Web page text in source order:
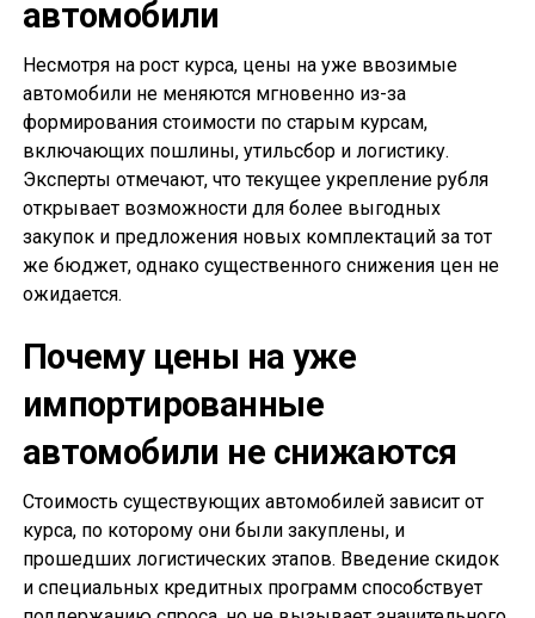
автомобили
Несмотря на рост курса, цены на уже ввозимые
автомобили не меняются мгновенно из-за
формирования стоимости по старым курсам,
включающих пошлины, утильсбор и логистику.
Эксперты отмечают, что текущее укрепление рубля
открывает возможности для более выгодных
закупок и предложения новых комплектаций за тот
же бюджет, однако существенного снижения цен не
ожидается.
Почему цены на уже
импортированные
автомобили не снижаются
Стоимость существующих автомобилей зависит от
курса, по которому они были закуплены, и
прошедших логистических этапов. Введение скидок
и специальных кредитных программ способствует